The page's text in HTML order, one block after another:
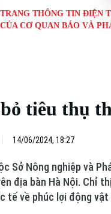
TRANG THÔNG TIN ĐIỆN
CỦA CƠ QUAN BÁO VÀ
sáng
Ngân hàng
nghiệp
Đầu tư
Căn hộ
Đất đai
Kinh nghiệm
Tàu
Xe máy
Thị trường
Đánh giá
tiêu thụ
14/06/2024, 18:27
Sở Nông nghiệp và
địa bàn Hà Nội. Chỉ
tế về phúc lợi động